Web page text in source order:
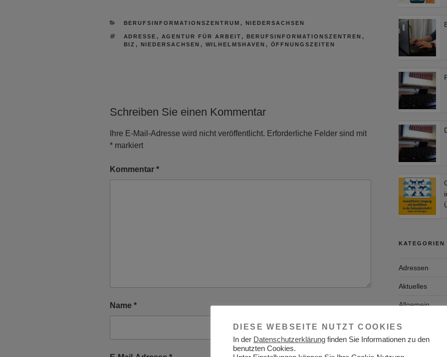
KATEGORIEN
BERUFSINFORMATIONSZENTRUM , NIEDERSACHSEN
SCHLAGWÖRTER
ADRESSE , AGENTUR FÜR ARBEIT , BERUFSINFORMATIONSZENTREN ,
BIZ , NIEDERSACHSEN , WILHELMSHAVEN , ÖFFNUNGSZEITEN
Schreiben Sie einen Kommentar
Ihre E-Mail-Adresse wird nicht veröffentlicht. Erforderliche Felder sind mit
* markiert
Kommentar *
Name *
KATEGORIEN
Adressen
Aktuelles
Allgemein
Arbeitgeber
DIESE WEBSEITE NUTZT COOKIES
In der Datenschutzerklärung finden Sie Informationen zu den
benutzten Cookies.